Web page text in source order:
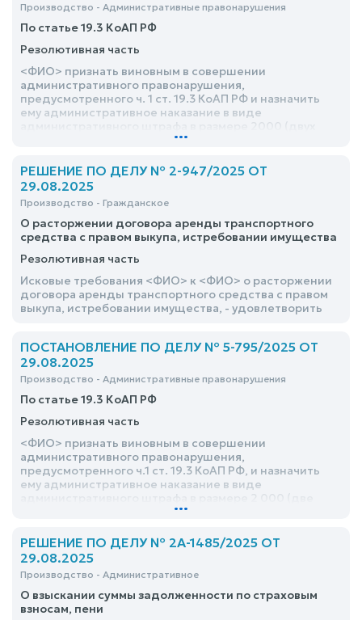
Производство - Административные правонарушения
По статье 19.3 КоАП РФ
Резолютивная часть
<ФИО> признать виновным в совершении
административного правонарушения,
предусмотренного ч. 1 ст. 19.3 КоАП РФ и назначить
ему административное наказание в виде
тысяч) рублей в доход государства
...
РЕШЕНИЕ ПО ДЕЛУ № 2-947/2025 ОТ
29.08.2025
Производство - Гражданское
О расторжении договора аренды транспортного
средства с правом выкупа, истребовании имущества
Резолютивная часть
Исковые требования <ФИО> к <ФИО> о расторжении
договора аренды транспортного средства с правом
выкупа, истребовании имущества, - удовлетворить
ПОСТАНОВЛЕНИЕ ПО ДЕЛУ № 5-795/2025 ОТ
29.08.2025
Производство - Административные правонарушения
По статье 19.3 КоАП РФ
Резолютивная часть
<ФИО> признать виновным в совершении
административного правонарушения,
предусмотренного ч.1 ст. 19.3 КоАП РФ, и назначить
ему административное наказание в виде
...
РЕШЕНИЕ ПО ДЕЛУ № 2А-1485/2025 ОТ
29.08.2025
Производство - Административное
О взыскании суммы задолженности по страховым
взносам, пени